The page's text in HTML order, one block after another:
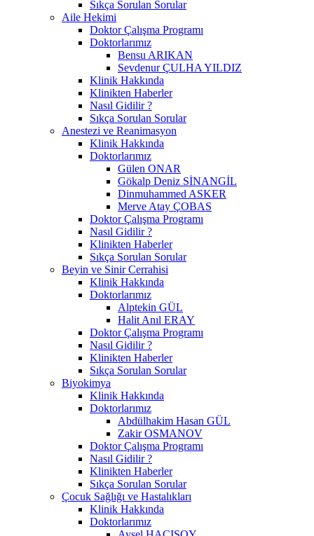
Sıkça Sorulan Sorular
Aile Hekimi
Doktor Çalışma Programı
Doktorlarımız
Bensu ARIKAN
Sevdenur ÇULHA YILDIZ
Klinik Hakkında
Klinikten Haberler
Nasıl Gidilir ?
Sıkça Sorulan Sorular
Anestezi ve Reanimasyon
Klinik Hakkında
Doktorlarımız
Gülen ONAR
Gökalp Deniz SİNANGİL
Dinmuhammed ASKER
Merve Atay ÇOBAS
Doktor Çalışma Programı
Nasıl Gidilir ?
Klinikten Haberler
Sıkça Sorulan Sorular
Beyin ve Sinir Cerrahisi
Klinik Hakkında
Doktorlarımız
Alptekin GÜL
Halit Anıl ERAY
Doktor Çalışma Programı
Nasıl Gidilir ?
Klinikten Haberler
Sıkça Sorulan Sorular
Biyokimya
Klinik Hakkında
Doktorlarımız
Abdülhakim Hasan GÜL
Zakir OSMANOV
Doktor Çalışma Programı
Nasıl Gidilir ?
Klinikten Haberler
Sıkça Sorulan Sorular
Çocuk Sağlığı ve Hastalıkları
Klinik Hakkında
Doktorlarımız